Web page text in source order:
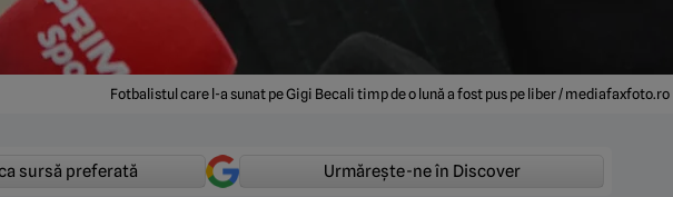
Fotbalistul care l-a sunat pe Gigi Becali timp de o lună a fost pus pe liber / mediafaxfoto.ro
sursă preferată Urmărește-ne în Discover